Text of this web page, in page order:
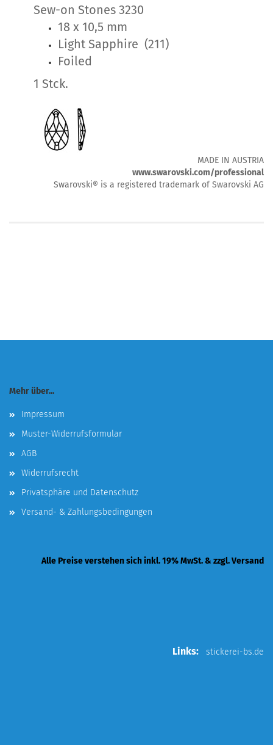
Sew-on Stones 3230
18 x 10,5 mm
Light Sapphire (211)
Foiled
1 Stck.
MADE IN AUSTRIA
www.swarovski.com/professional
Swarovski® is a registered trademark of Swarovski AG
Mehr über...
Impressum
Muster-Widerrufsformular
AGB
Widerrufsrecht
Privatsphäre und Datenschutz
Versand- & Zahlungsbedingungen
Alle Preise verstehen sich inkl. 19% MwSt. & zzgl. Versand
Links: stickerei-bs.de